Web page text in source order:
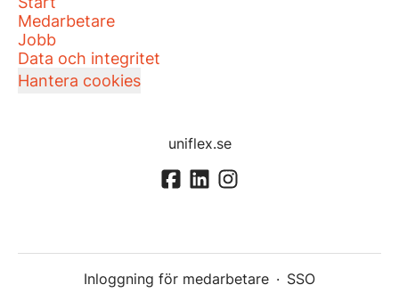
Medarbetare
Jobb
Data och integritet
Hantera cookies
uniflex.se
Inloggning för medarbetare · SSO